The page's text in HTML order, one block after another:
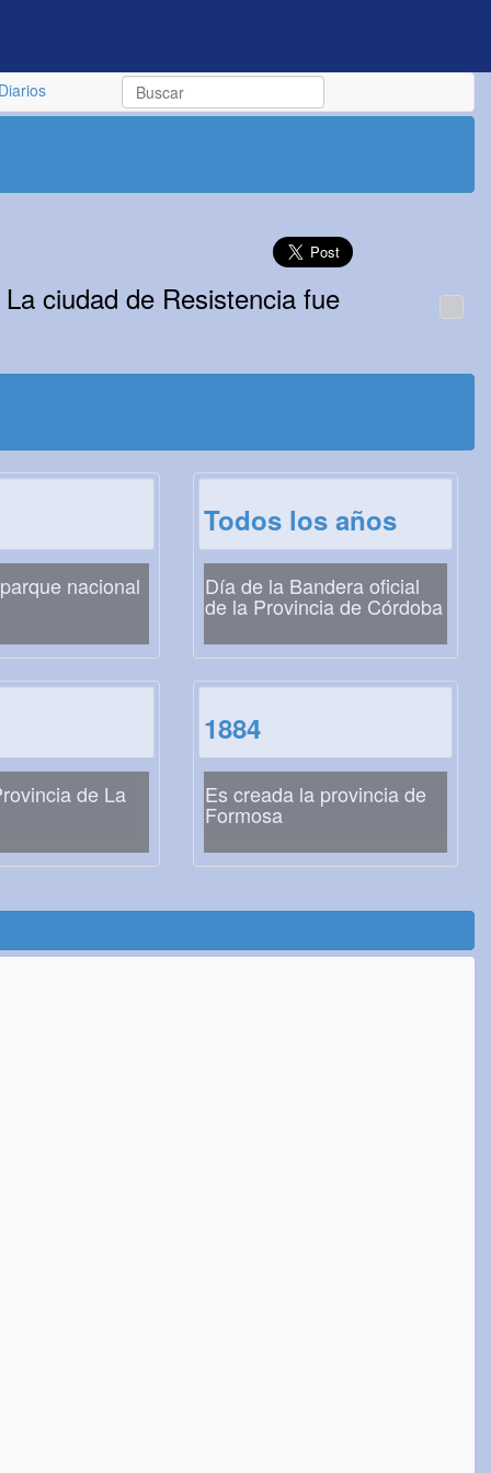
Diarios
ciudad de Resistencia fue
nacional
Todos los años
Día de la Bandera oficial
de la Provincia de Córdoba
de La
1884
Es creada la provincia de
Formosa